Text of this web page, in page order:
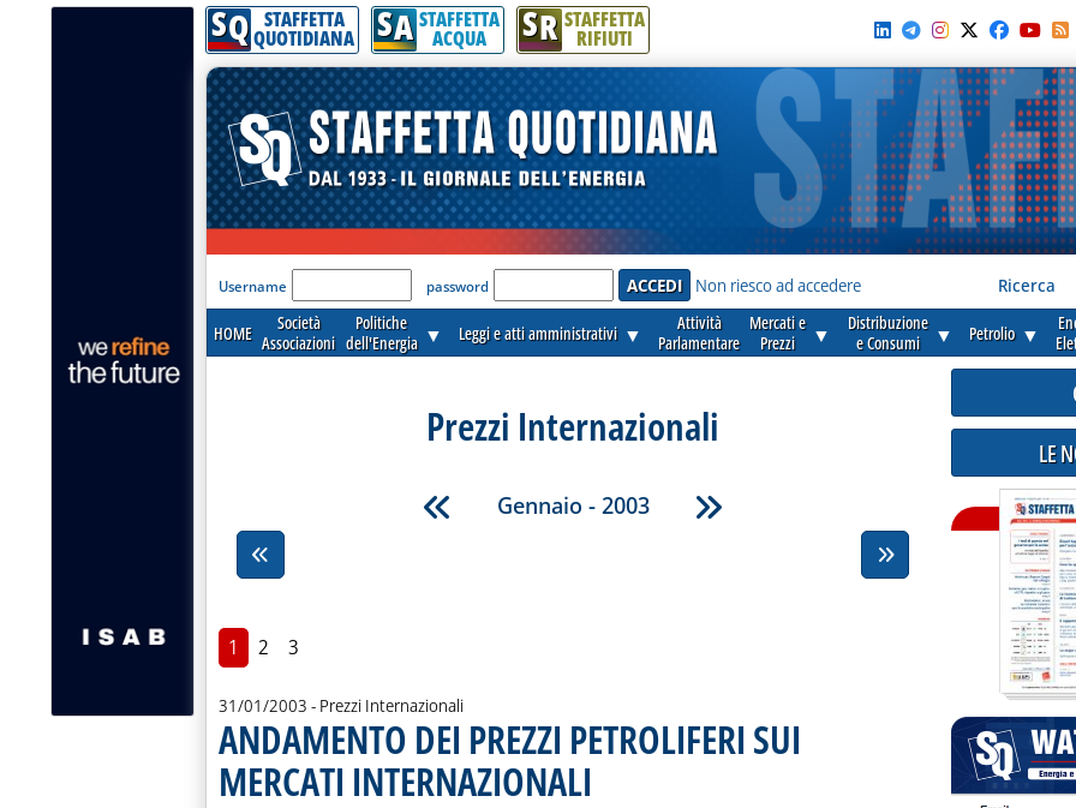
SQ STAFFETTA
QUOTIDIANA SA STAFFETTA
ACQUA SR STAFFETTA
RIFIUTI
'Modulo Login per accedere'
Username password Non riesco ad accedere Ricerca
HOME
Società
Associazioni
Politiche
dell'Energia ▼ Leggi e atti amministrativi ▼
Attività
Parlamentare
Mercati e
Prezzi
▼
Distribuzione
e Consumi
▼ Petrolio ▼
Prezzi Internazionali
Gennaio - 2003
1 2 3
31/01/2003 - Prezzi Internazionali
ANDAMENTO DEI PREZZI PETROLIFERI SUI
MERCATI INTERNAZIONALI
LE